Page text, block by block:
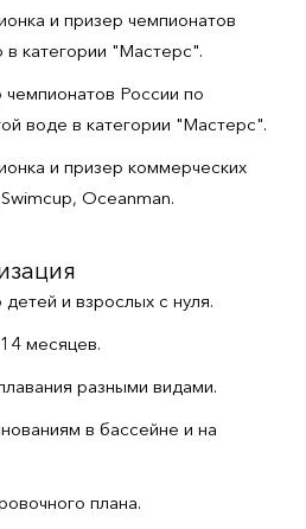
и призер чемпионатов
категории "Мастерс".
России по
воде в категории "Мастерс".
и призер коммерческих
Oceanman.
и взрослых с нуля.
месяцев.
разными видами.
в бассейне и на
плана.